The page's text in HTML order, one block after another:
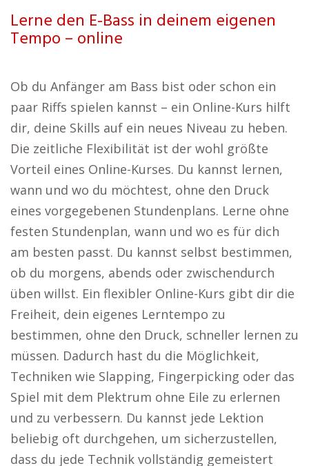
Lerne den E-Bass in deinem eigenen
Tempo – online
Ob du Anfänger am Bass bist oder schon ein
paar Riffs spielen kannst – ein Online-Kurs hilft
dir, deine Skills auf ein neues Niveau zu heben.
Die zeitliche Flexibilität ist der wohl größte
Vorteil eines Online-Kurses. Du kannst lernen,
wann und wo du möchtest, ohne den Druck
eines vorgegebenen Stundenplans. Lerne ohne
festen Stundenplan, wann und wo es für dich
am besten passt. Du kannst selbst bestimmen,
ob du morgens, abends oder zwischendurch
üben willst. Ein flexibler Online-Kurs gibt dir die
Freiheit, dein eigenes Lerntempo zu
bestimmen, ohne den Druck, schneller lernen zu
müssen. Dadurch hast du die Möglichkeit,
Techniken wie Slapping, Fingerpicking oder das
Spiel mit dem Plektrum ohne Eile zu erlernen
und zu verbessern. Du kannst jede Lektion
beliebig oft durchgehen, um sicherzustellen,
dass du jede Technik vollständig gemeistert